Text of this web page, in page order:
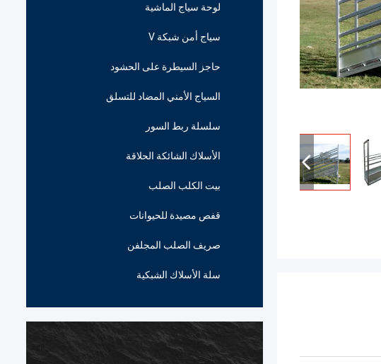
لوحة سياج الماشية
سياج أمن شبكة V
حاجز السيطرة على الحشود
السياج الأمني المضاد للتسلق
سلسلة ربط السور
الأسلاك الشائكة الحلاقة
بيت الكلب الصلب
قفص مصيدة للحيوانات
صريف الصلب المجلفن
سلة الأسلاك الشبكية